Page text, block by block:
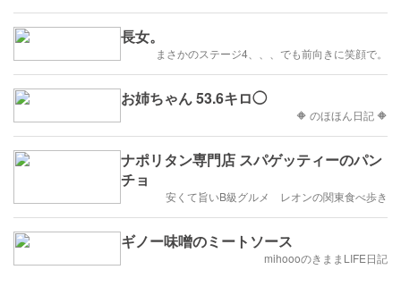
長女。
まさかのステージ4、、、でも前向きに笑顔で。
お姉ちゃん 53.6キロ◯
🔶 のほほん日記 🔶
ナポリタン専門店 スパゲッティーのパン
チョ
安くて旨いB級グルメ レオンの関東食べ歩き
ギノー味噌のミートソース
mihoooのきままLIFE日記